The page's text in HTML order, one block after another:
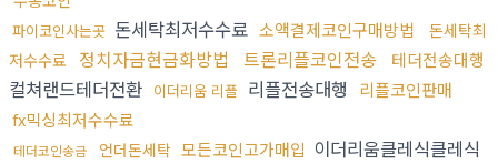
파이코인사는곳 돈세탁최저수수료 소액결제코인구매방법
돈세탁최
저수수료
정치자금현금화방법 트론리플코인전송 테더전송대행
컬쳐랜드테더전환 이더리움 리플 리플전송대행
리플코인판매
fx믹싱최저수수료
테더코인송금 언더돈세탁 모든코인고가매입 이더리움클레식클레식